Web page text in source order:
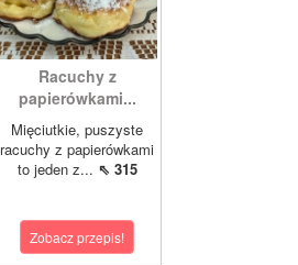
Racuchy z
papierówkami...
Mięciutkie, puszyste
racuchy z papierówkami
to jeden z... ⇖ 315
Zobacz przepis!